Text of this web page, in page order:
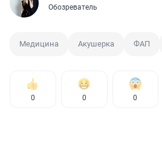
Обозреватель
Медицина Акушерка ФАП
0 0 0